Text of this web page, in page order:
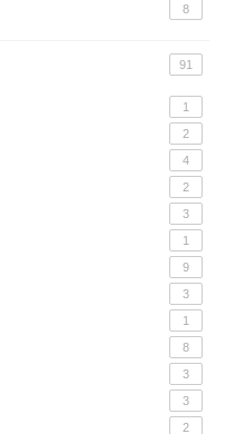
8
91
1
2
4
2
3
1
9
3
1
8
3
3
2